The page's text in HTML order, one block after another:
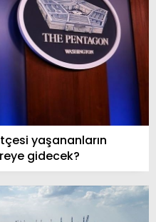
yaşananların
gidecek?